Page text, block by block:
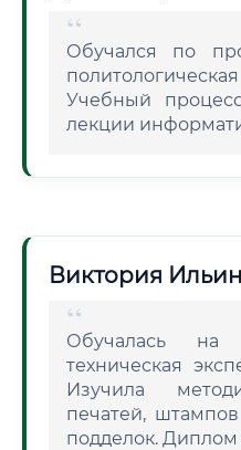
Обучался по
Учебный
лекции
Виктория
Обучалась на
техническая
Изучила
печатей,
подделок. Диплом